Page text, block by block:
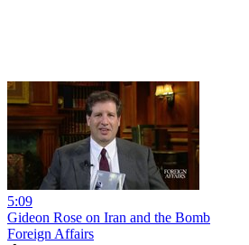
5:09
Gideon Rose on Iran and the Bomb
Foreign Affairs